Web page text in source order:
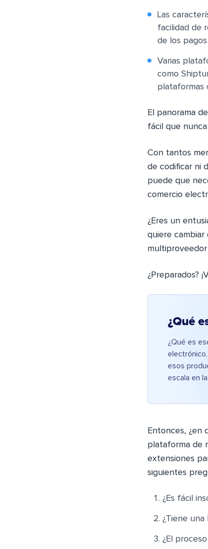
Las
facilidad de
de los
Varias
como
plataformas
El panorama
fácil que
Con tantos
de codificar ni
puede que
comercio
¿Eres un
quiere
¿Preparados?
¿Qué
¿Qué es
esos
escala en
Entonces, ¿en
plataforma de
extensiones
siguientes
¿Es fácil
¿Tiene
¿El